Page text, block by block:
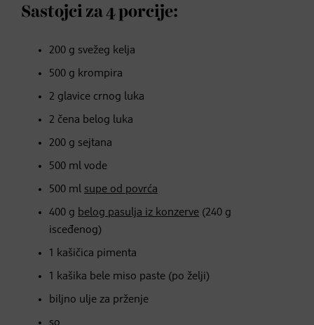
Sastojci za 4 porcije:
200 g svežeg kelja
500 g krompira
2 glavice crnog luka
2 čena belog luka
200 g sejtana
500 ml vode
500 ml supe od povrća
400 g belog pasulja iz konzerve (240 g
isceđenog)
1 kašičica pimenta
1 kašika bele miso paste (po želji)
biljno ulje za prženje
so